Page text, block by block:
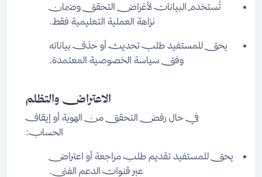
تُستخدم البيانات لأغراض التحقق وضمان
نزاهة العملية التعليمية فقط.
يحق للمستفيد طلب تحديث أو حذف بياناته
وفق سياسة الخصوصية المعتمدة.
الاعتراض والتظلم
في حال رفض التحقق من الهوية أو إيقاف
الحساب:
يحق للمستفيد تقديم طلب مراجعة أو اعتراض
عبر قنوات الدعم الفني.